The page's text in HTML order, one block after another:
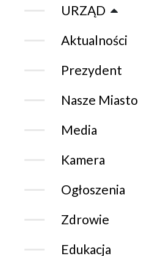
URZĄD
Aktualności
Prezydent
Nasze Miasto
Media
Kamera
Ogłoszenia
Zdrowie
Edukacja